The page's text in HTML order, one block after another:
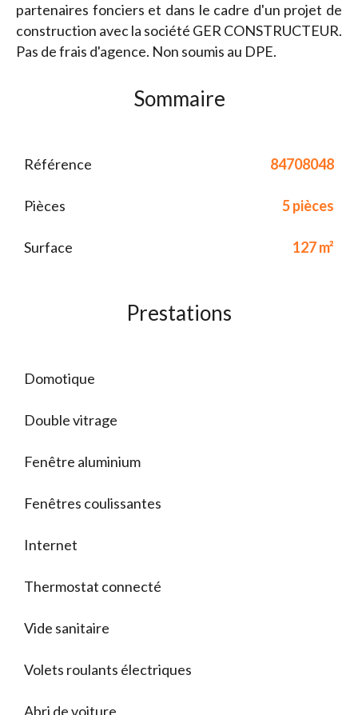
partenaires fonciers et dans le cadre d'un projet de
construction avec la société GER CONSTRUCTEUR.
Pas de frais d'agence. Non soumis au DPE.
Sommaire
Référence 84708048
Pièces 5 pièces
Surface 127 m²
Prestations
Domotique
Double vitrage
Fenêtre aluminium
Fenêtres coulissantes
Internet
Thermostat connecté
Vide sanitaire
Volets roulants électriques
Abri de voiture